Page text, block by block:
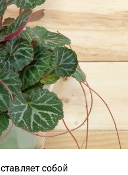
собой